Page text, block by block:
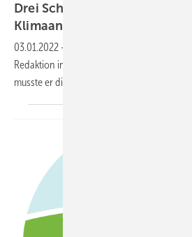
Drei Schritte zur Reinigung
Klimaanlage
03.01.2022 -
Redaktion in Stuttgart. Bevor es eine
musste er die ­Klimaanlage im PINK-Anhänger